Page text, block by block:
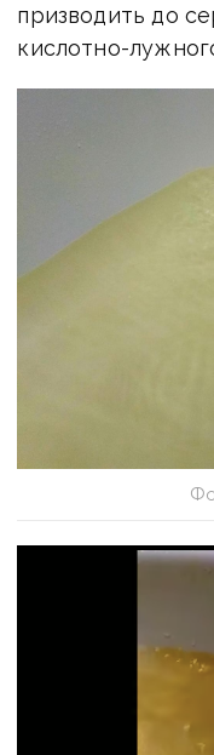
призводить до
кислотно-